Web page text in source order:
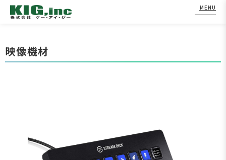
to
content
MENU
映像機材